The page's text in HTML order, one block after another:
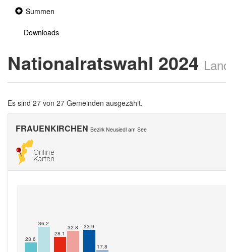
Collapsed
Summen
Downloads
Nationalratswahl 2024
Es sind 27 von 27 Gemeinden ausgezählt.
FRAUENKIRCHEN Bezirk Neusiedl am See
23.6
36.2
28.1
32.8 33.9
17.8